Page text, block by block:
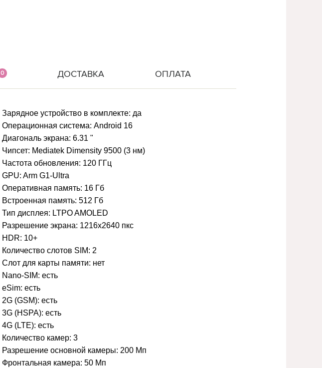
0 ДОСТАВКА ОПЛАТА
Зарядное устройство в комплекте: да
Операционная система: Android 16
Диагональ экрана: 6.31 "
Чипсет: Mediatek Dimensity 9500 (3 нм)
Частота обновления: 120 ГГц
GPU: Arm G1-Ultra
Оперативная память: 16 Гб
Встроенная память: 512 Гб
Тип дисплея: LTPO AMOLED
Разрешение экрана: 1216x2640 пкс
HDR: 10+
Количество слотов SIM: 2
Слот для карты памяти: нет
Nano-SIM: есть
eSim: есть
2G (GSM): есть
3G (HSPA): есть
4G (LTE): есть
Количество камер: 3
Разрешение основной камеры: 200 Мп
Фронтальная камера: 50 Мп